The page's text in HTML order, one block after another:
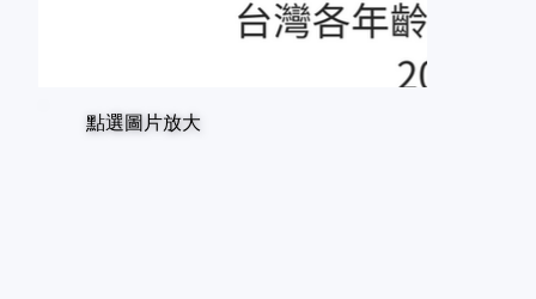
點選圖片放大